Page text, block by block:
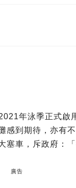
年泳季正式啟
感到期待，亦有
車，斥政府：
廣告